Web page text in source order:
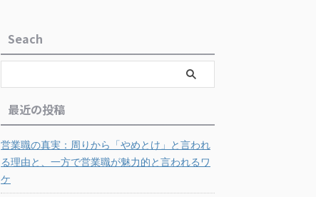
Seach
最近の投稿
営業職の真実：周りから「やめとけ」と言われ
る理由と、一方で営業職が魅力的と言われるワ
ケ